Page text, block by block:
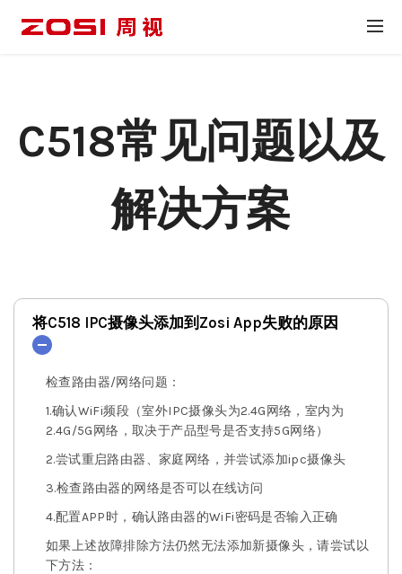
C518常见问题以及
解决方案
将C518 IPC摄像头添加到Zosi App失败的原因
检查路由器/网络问题：
1.确认WiFi频段（室外IPC摄像头为2.4G网络，室内为
2.4G/5G网络，取决于产品型号是否支持5G网络）
2.尝试重启路由器、家庭网络，并尝试添加ipc摄像头
3.检查路由器的网络是否可以在线访问
4.配置APP时，确认路由器的WiFi密码是否输入正确
如果上述故障排除方法仍然无法添加新摄像头，请尝试以
下方法：